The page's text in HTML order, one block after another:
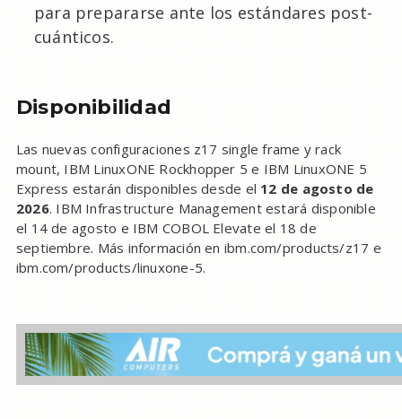
para prepararse ante los estándares post-
cuánticos.
Disponibilidad
Las nuevas configuraciones z17 single frame y rack
mount, IBM LinuxONE Rockhopper 5 e IBM LinuxONE 5
Express estarán disponibles desde el 12 de agosto de
2026. IBM Infrastructure Management estará disponible
el 14 de agosto e IBM COBOL Elevate el 18 de
septiembre. Más información en ibm.com/products/z17 e
ibm.com/products/linuxone-5.